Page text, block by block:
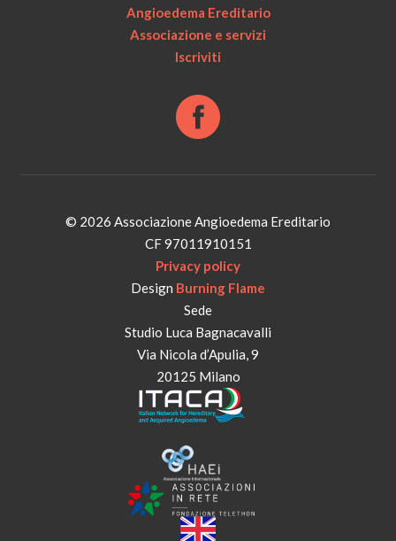
Angioedema Ereditario
Associazione e servizi
Iscriviti
© 2026 Associazione Angioedema Ereditario
CF 97011910151
Privacy policy
Design Burning Flame
Sede
Studio Luca Bagnacavalli
Via Nicola d’Apulia, 9
20125 Milano